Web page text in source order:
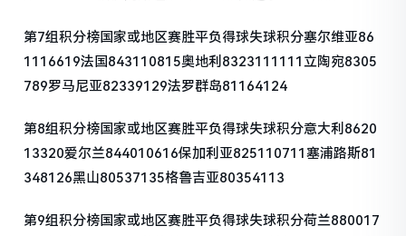
第7组积分榜国家或地区赛胜平负得球失球积分塞尔维亚86
1116619法国843110815奥地利8323111111立陶宛8305
789罗马尼亚82339129法罗群岛81164124
第8组积分榜国家或地区赛胜平负得球失球积分意大利8620
13320爱尔兰844010616保加利亚825110711塞浦路斯81
348126黑山80537135格鲁吉亚80354113
第9组积分榜国家或地区赛胜平负得球失球积分荷兰880017